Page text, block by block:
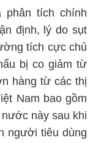
phân tích chính
định, lý do sụt
tích cực chủ
bị co giảm từ
hàng từ các thị
Nam bao gồm
này sau khi
người tiêu dùng